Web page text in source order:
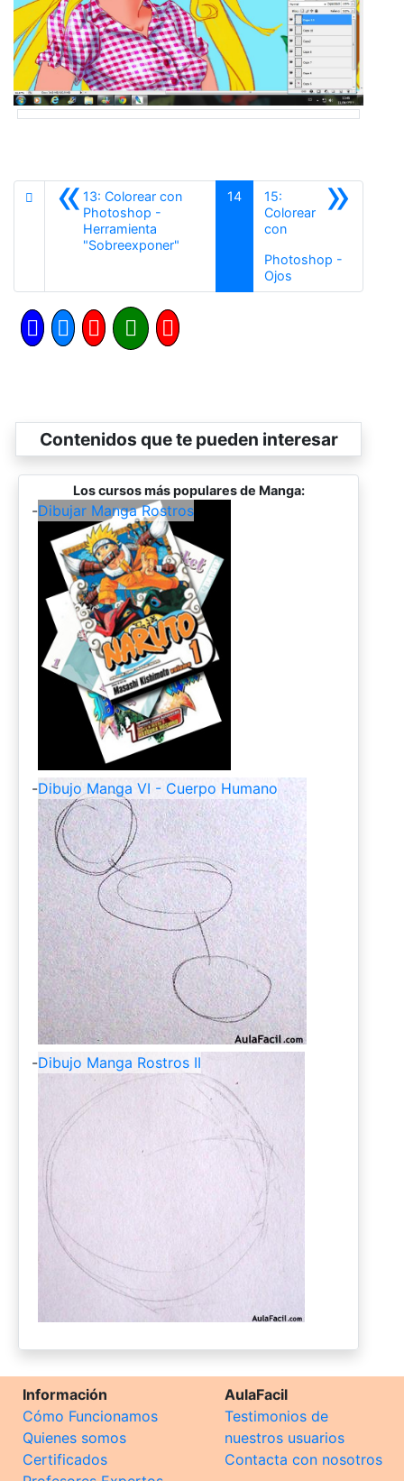
«13: Colorear con
Photoshop -
Herramienta
"Sobreexponer"
14 »
15:
Colorear
con
Photoshop -
OjosSiguiente
Contenidos que te pueden interesar
Los cursos más populares de Manga:
-Dibujar Manga Rostros
-Dibujo Manga VI - Cuerpo Humano
-Dibujo Manga Rostros II
Información
Cómo Funcionamos
Quienes somos
Certificados
AulaFacil
Testimonios de
nuestros usuarios
Contacta con nosotros